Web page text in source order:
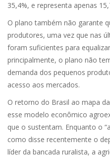
35,4%, e representa apenas
O plano também não garante
produtores, uma vez que nas
foram suficientes para
principalmente, o plano não
demanda dos pequenos
acesso aos mercados.
O retorno do Brasil ao mapa
esse modelo econômico
que o sustentam. Enquanto o
como disse recentemente o
líder da bancada ruralista, a